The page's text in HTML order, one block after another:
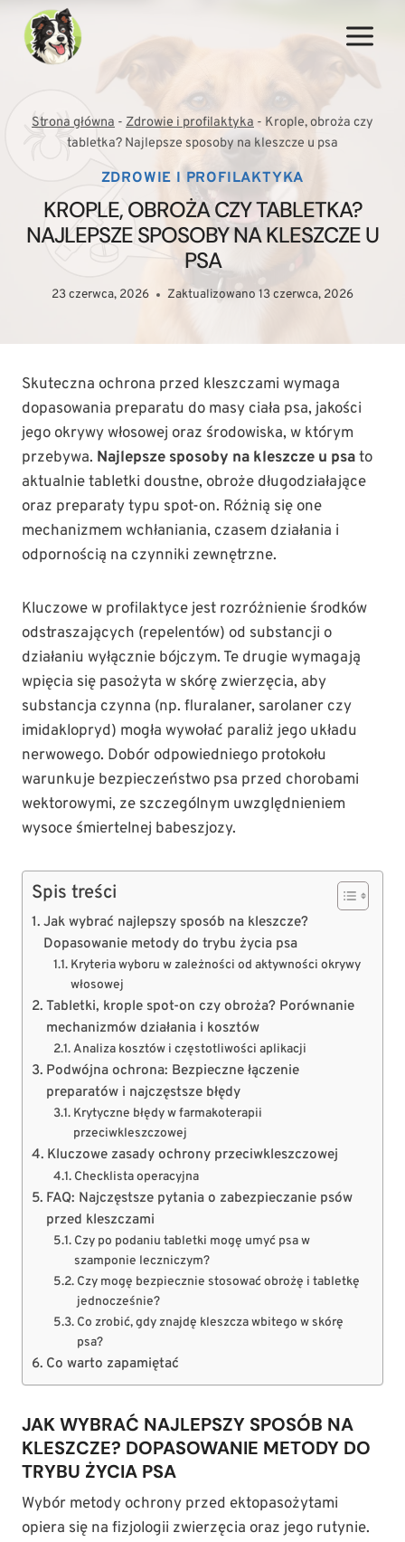
Przejdź
treści
Strona główna - Zdrowie i profilaktyka - Krople, obroża czy
tabletka? Najlepsze sposoby na kleszcze u psa
ZDROWIE I PROFILAKTYKA
KROPLE, OBROŻA CZY TABLETKA?
NAJLEPSZE SPOSOBY NA KLESZCZE U
PSA
23 czerwca, 2026 Zaktualizowano 13 czerwca, 2026
Skuteczna ochrona przed kleszczami wymaga
dopasowania preparatu do masy ciała psa, jakości
jego okrywy włosowej oraz środowiska, w którym
przebywa. Najlepsze sposoby na kleszcze u psato
aktualnie tabletki doustne, obroże długodziałające
oraz preparaty typu spot-on. Różnią się one
mechanizmem wchłaniania, czasem działania i
odpornością na czynniki zewnętrzne.
Kluczowe w profilaktyce jest rozróżnienie środków
odstraszających (repelentów) od substancji o
działaniu wyłącznie bójczym. Te drugie wymagają
wpięcia się pasożyta w skórę zwierzęcia, aby
substancja czynna (np. fluralaner, sarolaner czy
imidaklopryd) mogła wywołać paraliż jego układu
nerwowego. Dobór odpowiedniego protokołu
warunkuje bezpieczeństwo psa przed chorobami
wektorowymi, ze szczególnym uwzględnieniem
wysoce śmiertelnej babeszjozy.
Spis treści
Jak wybrać najlepszy sposób na kleszcze?
Dopasowanie metody do trybu życia psa
Kryteria wyboru w zależności od aktywności okrywy
włosowej
Tabletki, krople spot-on czy obroża? Porównanie
mechanizmów działania i kosztów
Analiza kosztów i częstotliwości aplikacji
Podwójna ochrona: Bezpieczne łączenie
preparatów i najczęstsze błędy
Krytyczne błędy w farmakoterapii
przeciwkleszczowej
Kluczowe zasady ochrony przeciwkleszczowej
Checklista operacyjna
FAQ: Najczęstsze pytania o zabezpieczanie psów
przed kleszczami
Czy po podaniu tabletki mogę umyć psa w
szamponie leczniczym?
Czy mogę bezpiecznie stosować obrożę i tabletkę
jednocześnie?
Co zrobić, gdy znajdę kleszcza wbitego w skórę
psa?
Co warto zapamiętać
JAK WYBRAĆ NAJLEPSZY SPOSÓB NA
KLESZCZE? DOPASOWANIE METODY DO
TRYBU ŻYCIA PSA
Wybór metody ochrony przed ektopasożytami
opiera się na fizjologii zwierzęcia oraz jego rutynie.